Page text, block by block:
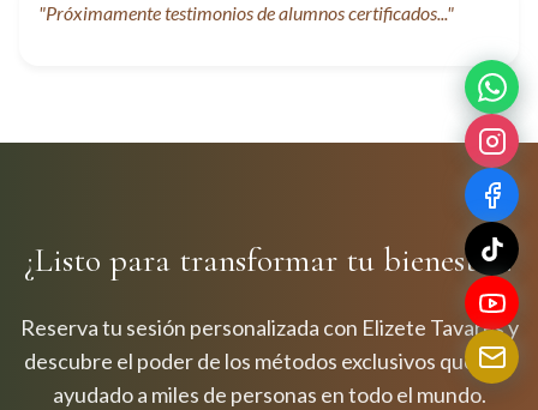
"Próximamente testimonios de alumnos certificados..."
¿Listo para transformar tu bienestar?
Reserva tu sesión personalizada con Elizete Tavares y
descubre el poder de los métodos exclusivos que han
ayudado a miles de personas en todo el mundo.